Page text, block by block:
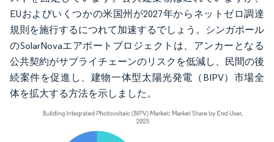
EUおよびいくつかの米国州が2027年からネットゼロ調達
規則を施行するにつれて加速するでしょう。シンガポール
のSolarNovaエアポートプロジェクトは、アンカーとなる
公共契約がサプライチェーンのリスクを低減し、民間の後
続案件を促進し、建物一体型太陽光発電（BIPV）市場全
体を拡大する方法を示しました。